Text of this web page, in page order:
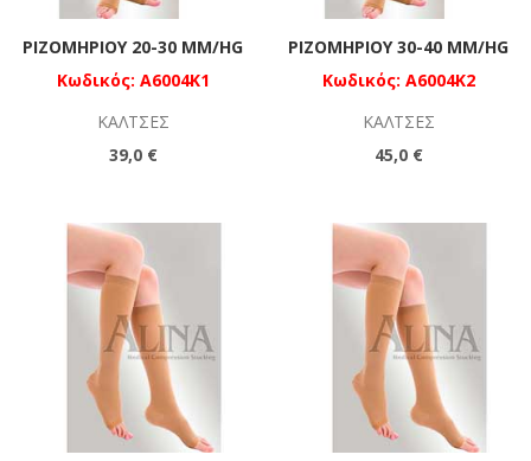
ΡΙΖΟΜΗΡΊΟΥ 20-30 MM/HG
Κωδικός: A6004K1
ΚΆΛΤΣΕΣ
39,0 €
ΡΙΖΟΜΗΡΊΟΥ 30-40 MM/HG
Κωδικός: A6004K2
ΚΆΛΤΣΕΣ
45,0 €